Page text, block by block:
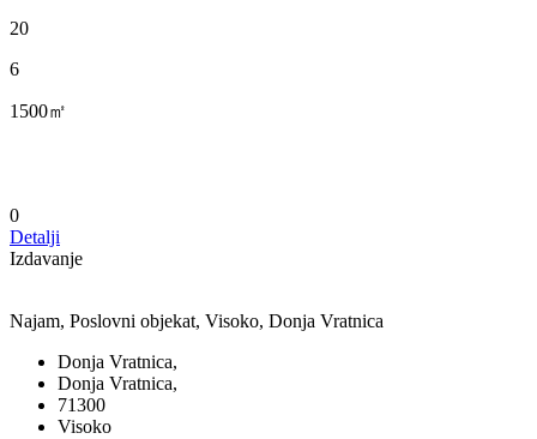
20
6
1500㎡
0
Detalji
Izdavanje
Najam, Poslovni objekat, Visoko, Donja Vratnica
Donja Vratnica,
Donja Vratnica,
71300
Visoko